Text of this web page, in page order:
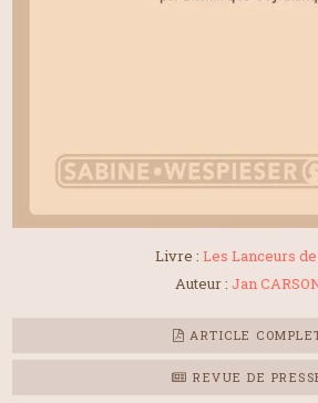
Livre : Les Lanceurs
Auteur : Jan
ARTICLE
REVUE DE